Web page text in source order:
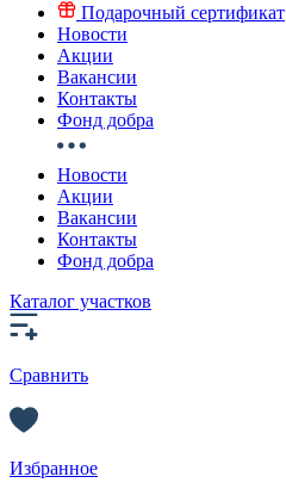
Подарочный сертификат
Новости
Акции
Вакансии
Контакты
Фонд добра
Новости
Акции
Вакансии
Контакты
Фонд добра
Каталог участков
Сравнить
Избранное